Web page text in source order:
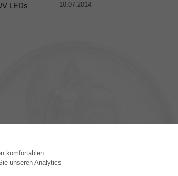
komfortablen
unseren Analytics
LEDs
10.07.2014